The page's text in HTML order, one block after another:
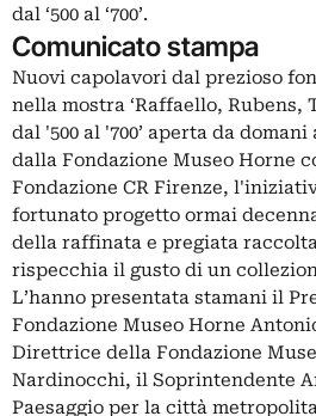
dal ‘500 al ‘700’.
Comunicato stampa
Nuovi capolavori dal prezioso
nella mostra ‘Raffaello, Rubens,
dal '500 al '700’ aperta da
dalla Fondazione Museo Horne
Fondazione CR Firenze,
fortunato progetto ormai
della raffinata e pregiata
rispecchia il gusto di un
L’hanno presentata stamani il
Fondazione Museo Horne
Direttrice della Fondazione
Nardinocchi, il Soprintendente
Paesaggio per la città